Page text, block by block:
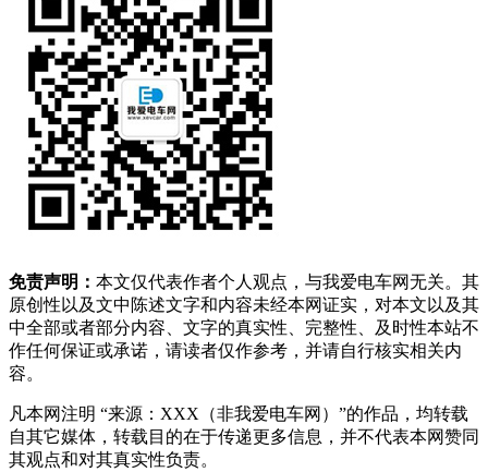
免责声明： 本文仅代表作者个人观点，与我爱电车网无关。其
原创性以及文中陈述文字和内容未经本网证实，对本文以及其
中全部或者部分内容、文字的真实性、完整性、及时性本站不
作任何保证或承诺，请读者仅作参考，并请自行核实相关内
容。
凡本网注明 “来源：XXX（非我爱电车网）”的作品，均转载
自其它媒体，转载目的在于传递更多信息，并不代表本网赞同
其观点和对其真实性负责。